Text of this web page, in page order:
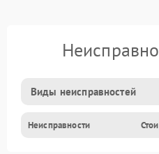
Виды неисправностей
Неисправности